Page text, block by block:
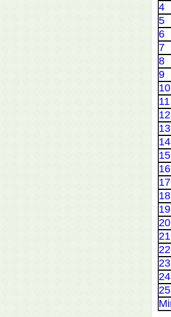
4
5
6
7
8
9
10
11
12
13
14
15
16
17
18
19
20
21
22
23
24
25